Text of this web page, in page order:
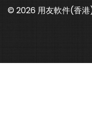
© 2026 用友軟件(香港